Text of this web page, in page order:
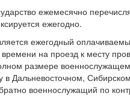
ежемесячно
ежегодно.
ежегодный
на проезд к месту
размере
в Дальневосточном,
военнослужащий по